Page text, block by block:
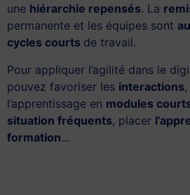
une hiérarchie repensés. La
permanente et les équipes sont
cycles courts de travail.
Pour appliquer l’agilité dans le
pouvez favoriser les interactions
l’apprentissage en modules
situation fréquents, placer
formation…